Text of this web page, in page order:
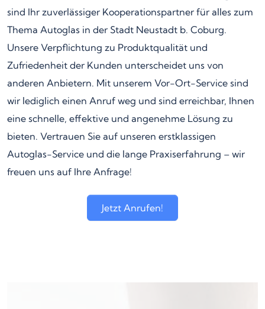
sind Ihr zuverlässiger Kooperationspartner für alles zum
Thema Autoglas in der Stadt Neustadt b. Coburg.
Unsere Verpflichtung zu Produktqualität und
Zufriedenheit der Kunden unterscheidet uns von
anderen Anbietern. Mit unserem Vor-Ort-Service sind
wir lediglich einen Anruf weg und sind erreichbar, Ihnen
eine schnelle, effektive und angenehme Lösung zu
bieten. Vertrauen Sie auf unseren erstklassigen
Autoglas-Service und die lange Praxiserfahrung – wir
freuen uns auf Ihre Anfrage!
Jetzt Anrufen!